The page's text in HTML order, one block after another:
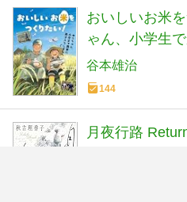
おいしいお米
ゃん、小学生
た
谷本雄治
144
月夜行路